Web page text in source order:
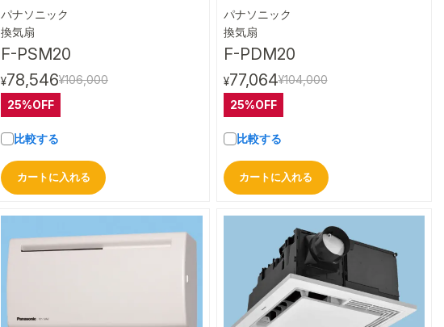
パナソニック
換気扇
F-PSM20
¥78,546¥106,000
25%OFF
比較する
カートに入れる
パナソニック
換気扇
F-PDM20
¥77,064¥104,000
25%OFF
比較する
カートに入れる